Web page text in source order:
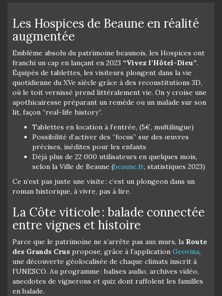
Les Hospices de Beaune en réalité
augmentée
Emblème absolu du patrimoine beaunois, les Hospices ont
franchi un cap en lançant en 2023 “Vivez l’Hôtel-Dieu”.
Équipés de tablettes, les visiteurs plongent dans la vie
quotidienne du XVe siècle grâce à des reconstitutions 3D,
où le toit vernissé prend littéralement vie. On y croise une
apothicairesse préparant un remède ou un malade sur son
lit, façon “real-life history”.
Tablettes en location à l’entrée, (5€, multilingue)
Possibilité d’activer des “focus” sur des œuvres
précises, inédites pour les enfants
Déjà plus de 22 000 utilisateurs en quelques mois,
selon la Ville de Beaune (beaune.fr, statistiques 2023)
Ce n’est pas juste une visite : c’est un plongeon dans un
roman historique, à vivre, pas à lire.
La Côte viticole : balade connectée
entre vignes et histoire
Parce que le patrimoine ne s’arrête pas aux murs, la Route
des Grands Crus propose, grâce à l’application Geovina,
une découverte géolocalisée de chaque climats inscrit à
l’UNESCO. Au programme : balises audio, archives vidéo,
anecdotes de vignerons et quiz dont raffolent les familles
en balade.